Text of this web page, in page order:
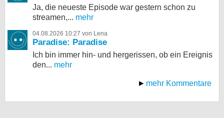
Ja, die neueste Episode war gestern schon zu
streamen,... mehr
04.08.2026 10:27 von Lena
Paradise: Paradise
Ich bin immer hin- und hergerissen, ob ein Ereignis
den... mehr
mehr Kommentare